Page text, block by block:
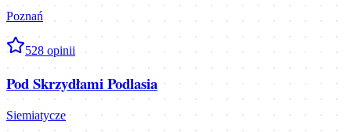
Poznań
528 opinii
Pod Skrzydłami Podlasia
Siemiatycze